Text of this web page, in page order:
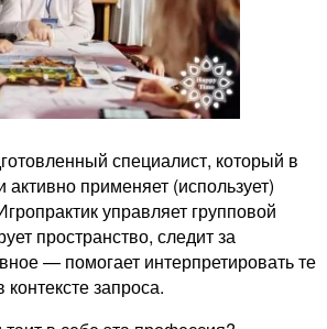
специалист, который в
активно применяет (использует)
управляет групповой
пространство, следит за
— помогает интерпретировать те
запроса.